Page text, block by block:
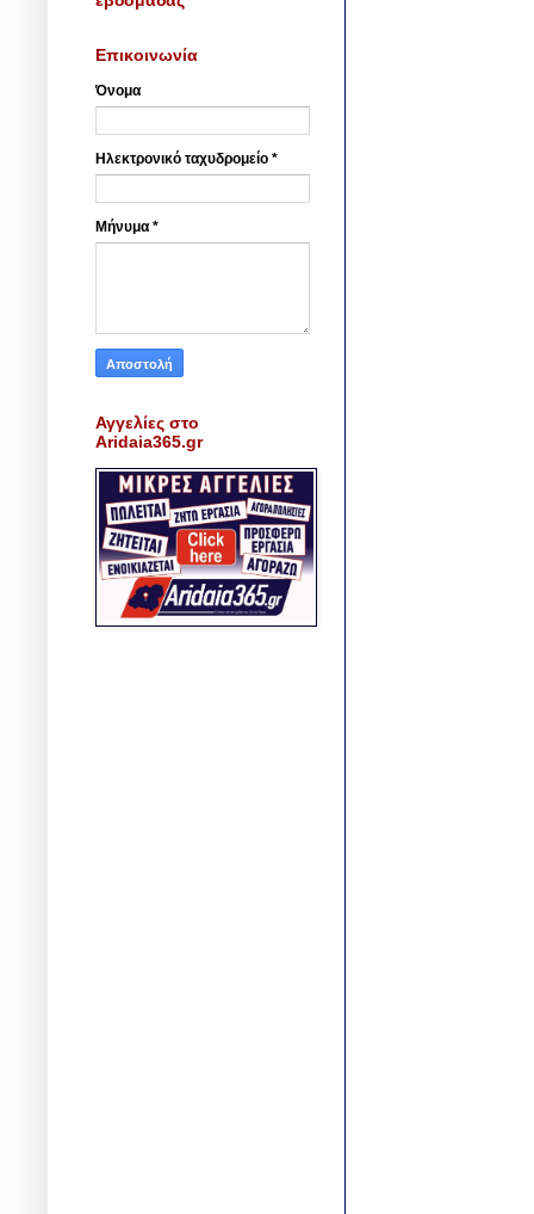
Επικοινωνία
Όνομα
Ηλεκτρονικό ταχυδρομείο *
Μήνυμα *
Αγγελίες στο
Aridaia365.gr